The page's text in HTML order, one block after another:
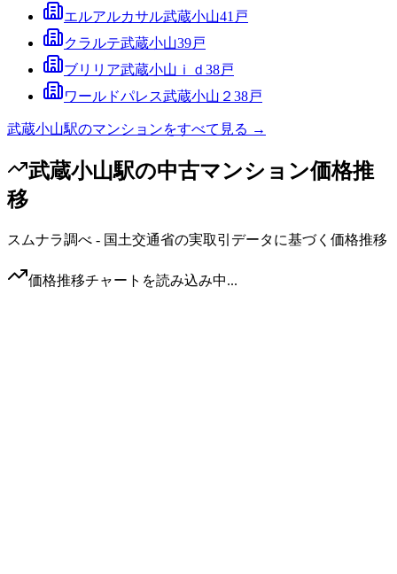
エルアルカサル武蔵小山41 戸
クラルテ武蔵小山39戸
ブリリア武蔵小山ｉｄ 38戸
ワールドパレス武蔵小山２ 38戸
武蔵小山駅のマンションをすべて見る →
武蔵小山駅の中古マンション価格推
移
スムナラ調べ - 国土交通省の実取引データに基づく価格推移
価格推移チャートを読み込み中...